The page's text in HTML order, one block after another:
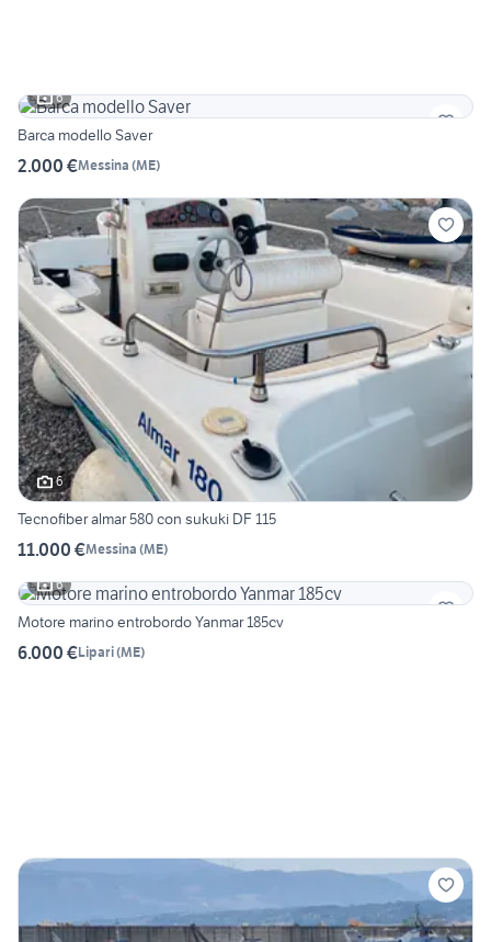
6
Barca modello Saver
2.000 €Messina (ME)
6
Tecnofiber almar 580 con sukuki DF 115
11.000 €Messina (ME)
6
Motore marino entrobordo Yanmar 185cv
6.000 €Lipari(ME)